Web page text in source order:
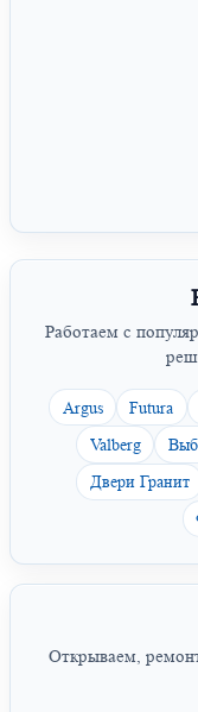
Работаем с
Argus Futura
Valberg
Двери Гранит
Открываем,